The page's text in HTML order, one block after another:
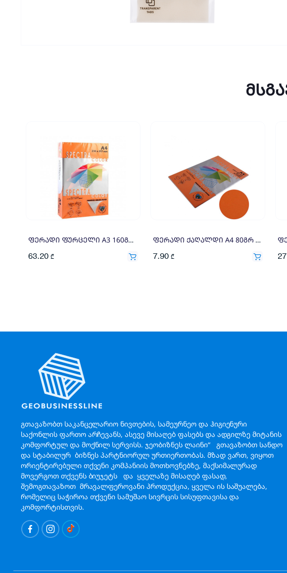
ფერადი ფურცელი A3 160გრ 250ფ ნარინჯისფერი
63.20 ₾
ფერადი ქაღალდი A4 80გრ 100ფ წითელი
7.90 ₾
გთავაზობთ საკანცელარიო ნივთების, სამეურნეო და ჰიგიენური
საქონლის ფართო არჩევანს, ასევე მისაღებ ფასებს და ადგილზე მიტანის
კომფორტულ და მოქნილ სერვისს. ჯეობიზნეს ლაინი“ გთავაზობთ სანდო
და სტაბილურ ბიზნეს პარტნიორულ ურთიერთობას. მზად ვართ, ვიყოთ
ორიენტირებული თქვენი კომპანიის მოთხოვნებზე, მაქსიმალურად
მოვერგოთ თქვენს ბიუჯეტს და ყველაზე მისაღებ ფასად,
შემოგთავაზოთ მრავალფეროვანი პროდუქცია, ყველა ის საშუალება,
რომელიც საჭიროა თქვენი სამუშაო სივრცის სისუფთავისა და
კომფორტისთვის.